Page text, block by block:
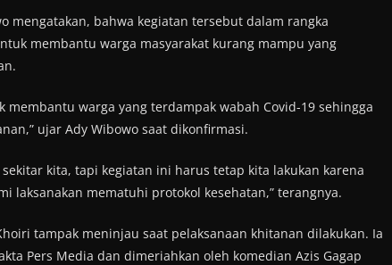
mengatakan, bahwa kegiatan tersebut dalam rangka
membantu warga masyarakat kurang mampu yang
warga yang terdampak wabah Covid-19 sehingga
ujar Ady Wibowo saat dikonfirmasi.
kita, tapi kegiatan ini harus tetap kita lakukan karena
laksanakan mematuhi protokol kesehatan,” terangnya.
tampak meninjau saat pelaksanaan khitanan dilakukan. Ia
Pers Media dan dimeriahkan oleh komedian Azis Gagap